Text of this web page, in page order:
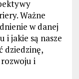
Ważne
w danej
i jakie są nasze
dziedzinę,
i